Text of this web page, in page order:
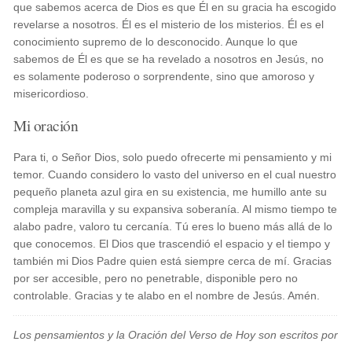
que sabemos acerca de Dios es que Él en su gracia ha escogido
revelarse a nosotros. Él es el misterio de los misterios. Él es el
conocimiento supremo de lo desconocido. Aunque lo que
sabemos de Él es que se ha revelado a nosotros en Jesús, no
es solamente poderoso o sorprendente, sino que amoroso y
misericordioso.
Mi oración
Para ti, o Señor Dios, solo puedo ofrecerte mi pensamiento y mi
temor. Cuando considero lo vasto del universo en el cual nuestro
pequeño planeta azul gira en su existencia, me humillo ante su
compleja maravilla y su expansiva soberanía. Al mismo tiempo te
alabo padre, valoro tu cercanía. Tú eres lo bueno más allá de lo
que conocemos. El Dios que trascendió el espacio y el tiempo y
también mi Dios Padre quien está siempre cerca de mí. Gracias
por ser accesible, pero no penetrable, disponible pero no
controlable. Gracias y te alabo en el nombre de Jesús. Amén.
Los pensamientos y la Oración del Verso de Hoy son escritos por